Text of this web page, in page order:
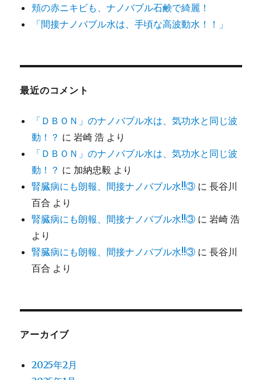
頬の赤ニキビも、ナノバブル石鹸で綺麗！
「間接ナノバブル水は、手頃な高波動水！！」
最近のコメント
「ＤＢＯＮ」のナノバブル水は、気功水と同じ波
動！？ に岩崎 浩 より
「ＤＢＯＮ」のナノバブル水は、気功水と同じ波
動！？ に 加納忠毅 より
腎臓病にも朗報、間接ナノバブル水!!③ に長谷川
百合 より
腎臓病にも朗報、間接ナノバブル水!!③ に岩崎 浩
より
腎臓病にも朗報、間接ナノバブル水!!③ に長谷川
百合 より
アーカイブ
2025年2月